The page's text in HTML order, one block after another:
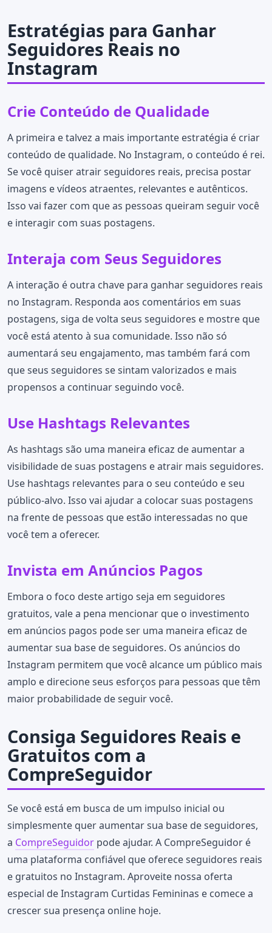
Estratégias para Ganhar
Seguidores Reais no
Instagram
Crie Conteúdo de Qualidade
A primeira e talvez a mais importante estratégia é criar
conteúdo de qualidade. No Instagram, o conteúdo é rei.
Se você quiser atrair seguidores reais, precisa postar
imagens e vídeos atraentes, relevantes e autênticos.
Isso vai fazer com que as pessoas queiram seguir você
e interagir com suas postagens.
Interaja com Seus Seguidores
A interação é outra chave para ganhar seguidores reais
no Instagram. Responda aos comentários em suas
postagens, siga de volta seus seguidores e mostre que
você está atento à sua comunidade. Isso não só
aumentará seu engajamento, mas também fará com
que seus seguidores se sintam valorizados e mais
propensos a continuar seguindo você.
Use Hashtags Relevantes
As hashtags são uma maneira eficaz de aumentar a
visibilidade de suas postagens e atrair mais seguidores.
Use hashtags relevantes para o seu conteúdo e seu
público-alvo. Isso vai ajudar a colocar suas postagens
na frente de pessoas que estão interessadas no que
você tem a oferecer.
Invista em Anúncios Pagos
Embora o foco deste artigo seja em seguidores
gratuitos, vale a pena mencionar que o investimento
em anúncios pagos pode ser uma maneira eficaz de
aumentar sua base de seguidores. Os anúncios do
Instagram permitem que você alcance um público mais
amplo e direcione seus esforços para pessoas que têm
maior probabilidade de seguir você.
Consiga Seguidores Reais e
Gratuitos com a
CompreSeguidor
Se você está em busca de um impulso inicial ou
simplesmente quer aumentar sua base de seguidores,
a CompreSeguidor pode ajudar. A CompreSeguidor é
uma plataforma confiável que oferece seguidores reais
e gratuitos no Instagram. Aproveite nossa oferta
especial de Instagram Curtidas Femininas e comece a
crescer sua presença online hoje.